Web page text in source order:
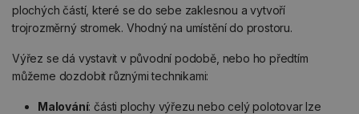
plochých částí, které se do sebe zaklesnou a vytvoří
trojrozměrný stromek. Vhodný na umístění do prostoru.
Výřez se dá vystavit v původní podobě, nebo ho předtím
můžeme dozdobit různými technikami:
Malování: části plochy výřezu nebo celý polotovar lze